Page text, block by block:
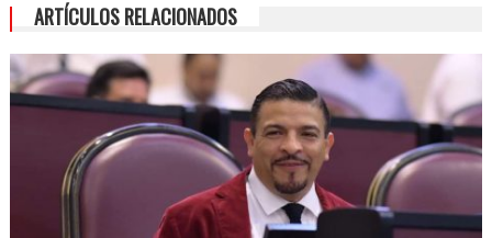
ARTÍCULOS RELACIONADOS